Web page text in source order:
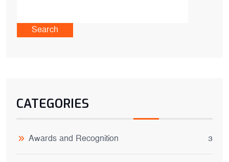
Search
CATEGORIES
Awards and Recognition 3